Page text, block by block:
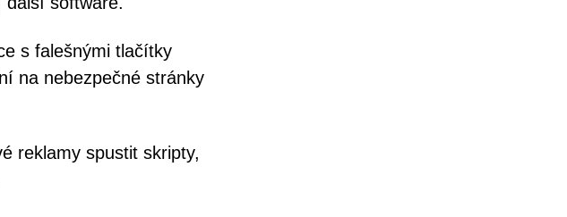
s falešnými tlačítky
na nebezpečné stránky
reklamy spustit skripty,